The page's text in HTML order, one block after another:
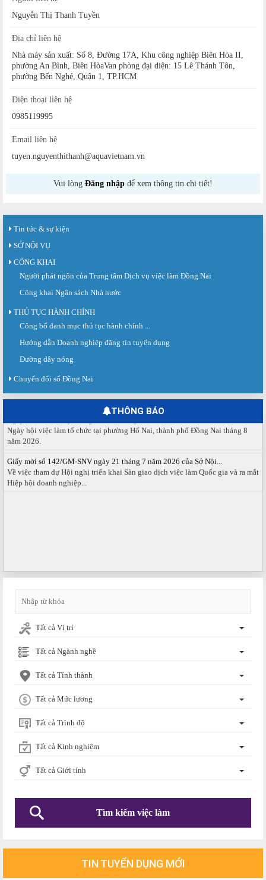
Nguyễn Thị Thanh Tuyền
Địa chỉ liên hệ
Nhà máy sản xuất: Số 8, Đường 17A, Khu công nghiệp Biên Hòa II,
phường An Bình, Biên HòaVan phòng đại diện: 15 Lê Thánh Tôn,
phường Bến Nghé, Quận 1, TP.HCM
Điện thoại liên hệ
0985119995
Email liên hệ
tuyen.nguyenthithanh@aquavietnam.vn
Vui lòng Đăng nhập để xem thông tin chi tiết!
Tin tức & sự kiện
SỞ NỘI VỤ
CÔNG KHAI
Người phát ngôn của Trung tâm Dịch vụ việc làm Đồng Nai
Công khai Ngân sách Nhà nước
THỦ TỤC HÀNH CHÍNH
Công bố danh mục thủ tục hành chính ...
Hướng dẫn Doanh nghiệp đăng tin tuyển dụng
Đường dây nóng
Chuyển đổi số Đồng Nai
THÔNG BÁO
Sàn giao dịch việc làm lần thứ 08 năm 2026: Hơn 4.300 cơ hội...
Sáng ngày 03/8/2026, Trung tâm Dịch vụ việc làm Đồng Nai tổ chức Sàn giao
Báo cáo kết quả tổ chức Sàn giao dịch việc làm lần thứ 08/2026 ngày 03
tháng 08 năm 2026.
Ngày hội việc làm phường Hố Nai tháng 8 năm 2026
Ngày hội việc làm tổ chức tại phường Hố Nai, thành phố Đồng Nai tháng 8
năm 2026.
Về việc tham dự Hội nghị triển khai Sàn giao dịch việc làm Quốc gia và ra mắt
Hiệp hội doanh nghiệp...
Tất cả Vị trí
Tất cả Ngành nghề
Tất cả Tỉnh thành
Tất cả Mức lương
Tất cả Trình độ
Tất cả Kinh nghiệm
Tất cả Giới tính
TIN TUYỂN DỤNG MỚI